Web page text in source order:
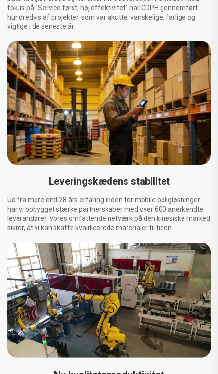
fokus på "Service først, høj effektivitet" har CDPH gennemført
hundredvis af projekter, som var akutte, vanskelige, farlige og
vigtige i de seneste år.
Leveringskædens stabilitet
Ud fra mere end 28 års erfaring inden for mobile boligløsninger
har vi opbygget stærke partnerskaber med over 600 anerkendte
leverandører. Vores omfattende netværk på den kinesiske marked
sikrer, at vi kan skaffe kvalificerede materialer til tiden.